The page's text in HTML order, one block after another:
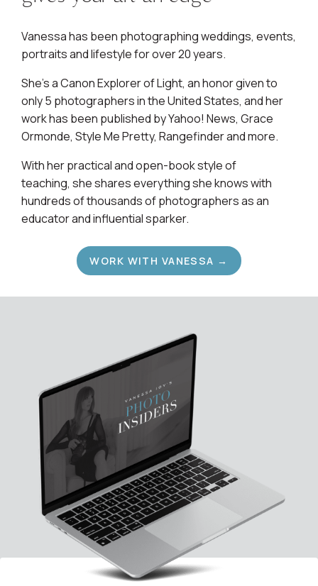
Vanessa has been photographing weddings, events,
portraits and lifestyle for over 20 years.
She's a Canon Explorer of Light, an honor given to
only 5 photographers in the United States, and her
work has been published by Yahoo! News, Grace
Ormonde, Style Me Pretty, Rangefinder and more.
With her practical and open-book style of
teaching, she shares everything she knows with
hundreds of thousands of photographers as an
educator and influential sparker.
WORK WITH VANESSA →